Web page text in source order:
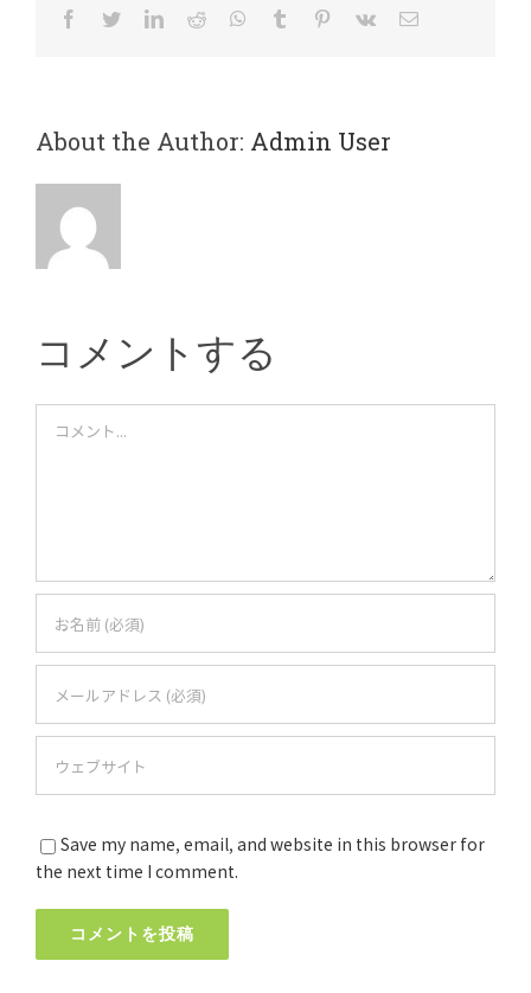
Facebook
TwitterLinkedIn
Reddit WhatsApp
Tumblr Pinterest
Vk
電
About the Author: Admin User
コメントする
Save my name, email, and website in this browser for
the next time I comment.